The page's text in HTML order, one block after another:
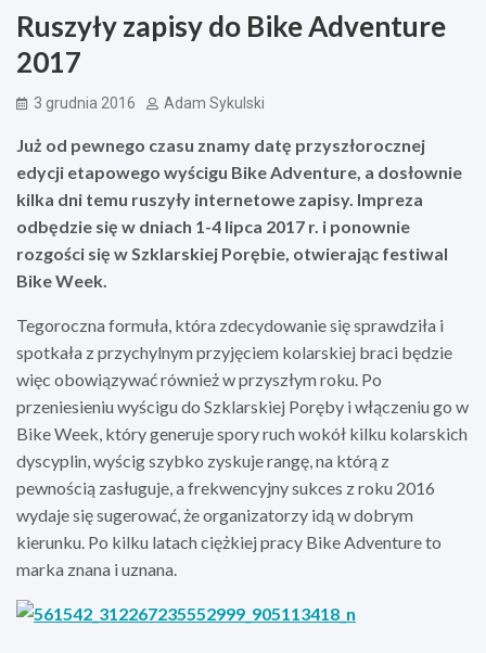
Ruszyły zapisy do Bike Adventure
2017
3 grudnia 2016 Adam Sykulski
Już od pewnego czasu znamy datę przyszłorocznej
edycji etapowego wyścigu Bike Adventure, a dosłownie
kilka dni temu ruszyły internetowe zapisy. Impreza
odbędzie się w dniach 1-4 lipca 2017 r. i ponownie
rozgości się w Szklarskiej Porębie, otwierając festiwal
Bike Week.
Tegoroczna formuła, która zdecydowanie się sprawdziła i
spotkała z przychylnym przyjęciem kolarskiej braci będzie
więc obowiązywać również w przyszłym roku. Po
przeniesieniu wyścigu do Szklarskiej Poręby i włączeniu go w
Bike Week, który generuje spory ruch wokół kilku kolarskich
dyscyplin, wyścig szybko zyskuje rangę, na którą z
pewnością zasługuje, a frekwencyjny sukces z roku 2016
wydaje się sugerować, że organizatorzy idą w dobrym
kierunku. Po kilku latach ciężkiej pracy Bike Adventure to
marka znana i uznana.